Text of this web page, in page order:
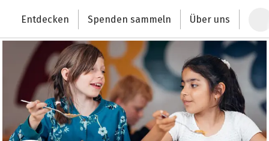
Deutschlands größte Spendenplattform
Entdecken Spenden sammeln Über uns